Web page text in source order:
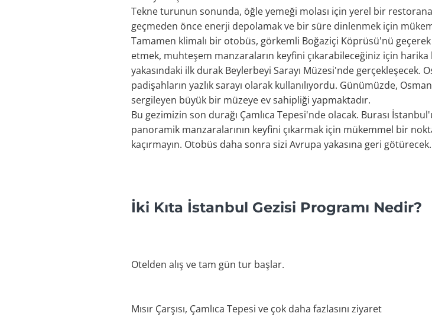
Tekne turunun sonunda, öğle yemeği molası için yerel bir
geçmeden önce enerji depolamak ve bir süre dinlenmek için
Tamamen klimalı bir otobüs, görkemli Boğaziçi Köprüsü'nü
etmek, muhteşem manzaraların keyfini çıkarabileceğiniz için
yakasındaki ilk durak Beylerbeyi Sarayı Müzesi'nde
padişahların yazlık sarayı olarak kullanılıyordu. Günümüzde,
sergileyen büyük bir müzeye ev sahipliği yapmaktadır.
Bu gezimizin son durağı Çamlıca Tepesi'nde olacak. Burası
panoramik manzaralarının keyfini çıkarmak için mükemmel bir
kaçırmayın. Otobüs daha sonra sizi Avrupa yakasına geri
İki Kıta İstanbul Gezisi Programı Nedir?
Otelden alış ve tam gün tur başlar.
Mısır Çarşısı, Çamlıca Tepesi ve çok daha fazlasını ziyaret